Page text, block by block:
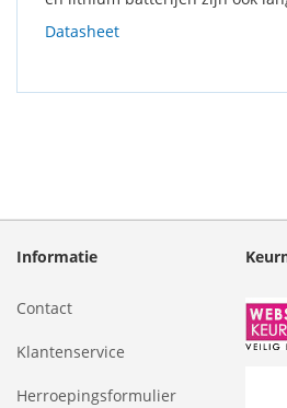
Datasheet
Informatie
Contact
Klantenservice
Herroepingsformulier